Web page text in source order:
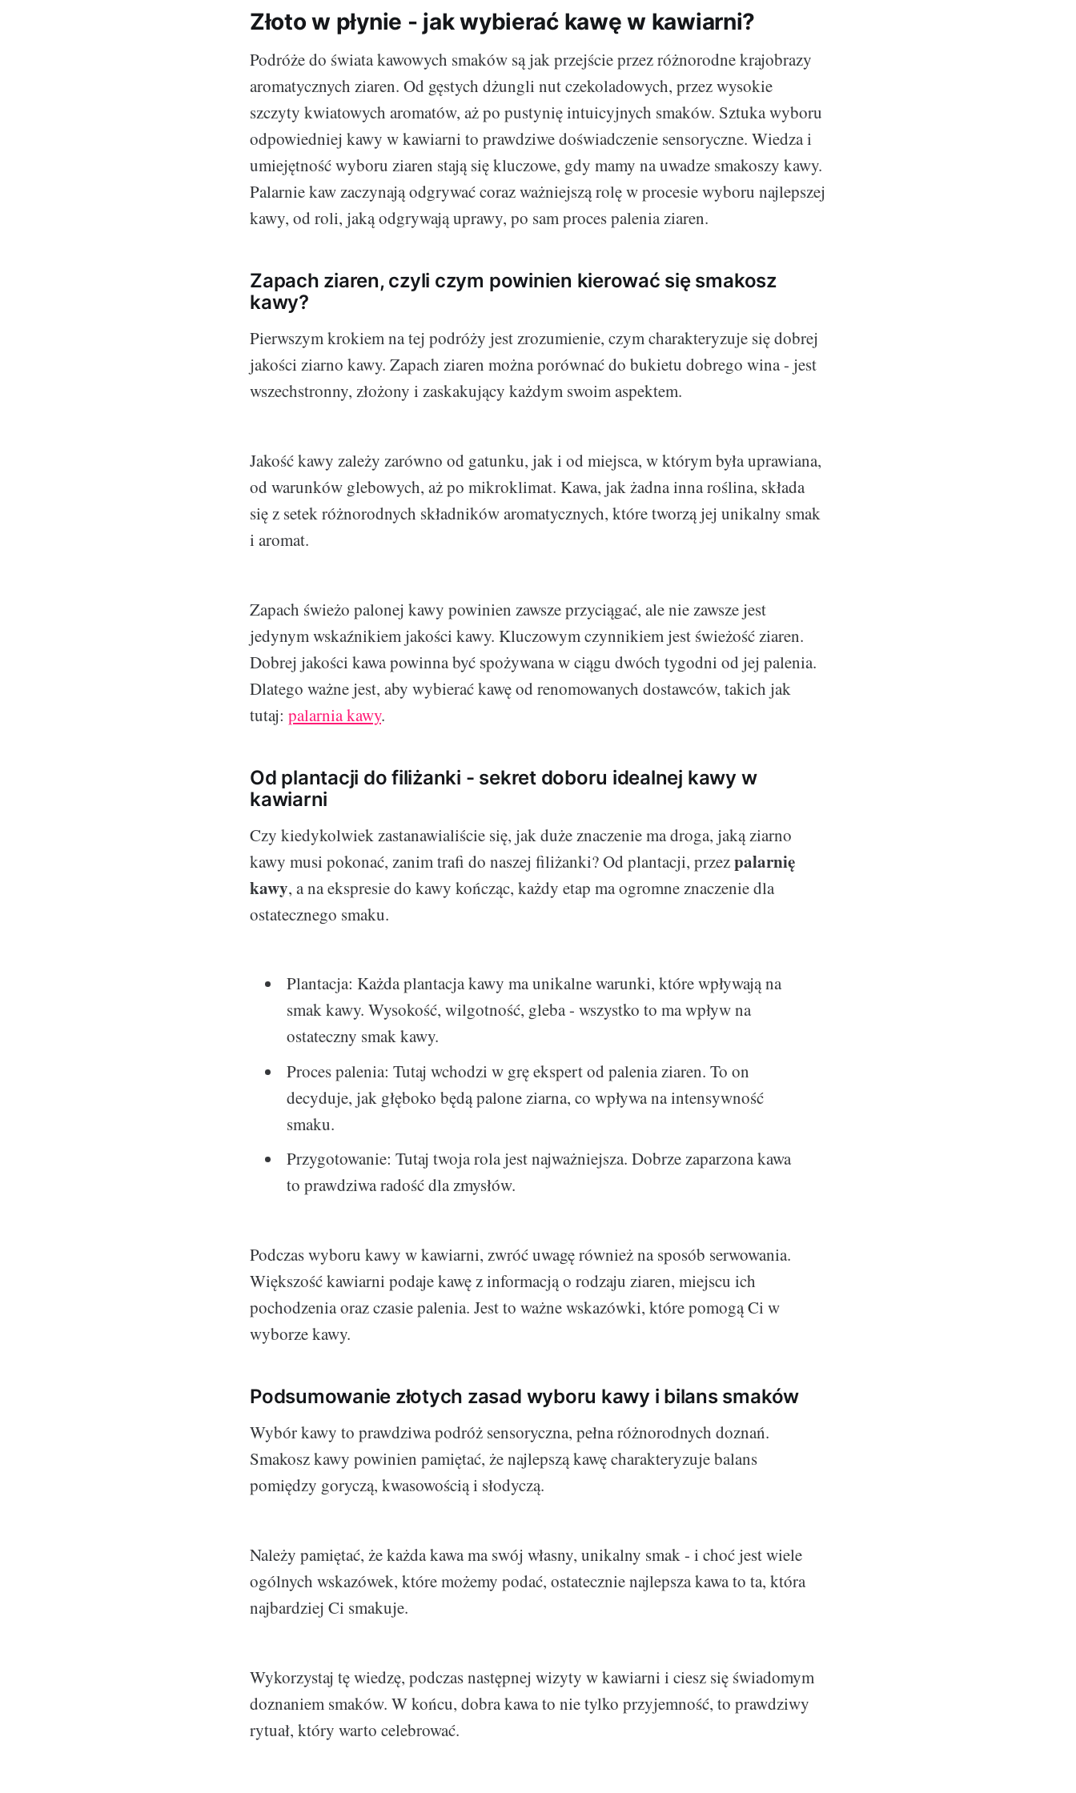
Złoto w płynie - jak wybierać kawę w kawiarni?
Podróże do świata kawowych smaków są jak przejście przez różnorodne krajobrazy
aromatycznych ziaren. Od gęstych dżungli nut czekoladowych, przez wysokie
szczyty kwiatowych aromatów, aż po pustynię intuicyjnych smaków. Sztuka wyboru
odpowiedniej kawy w kawiarni to prawdziwe doświadczenie sensoryczne. Wiedza i
umiejętność wyboru ziaren stają się kluczowe, gdy mamy na uwadze smakoszy kawy.
Palarnie kaw zaczynają odgrywać coraz ważniejszą rolę w procesie wyboru najlepszej
kawy, od roli, jaką odgrywają uprawy, po sam proces palenia ziaren.
Zapach ziaren, czyli czym powinien kierować się smakosz
kawy?
Pierwszym krokiem na tej podróży jest zrozumienie, czym charakteryzuje się dobrej
jakości ziarno kawy. Zapach ziaren można porównać do bukietu dobrego wina - jest
wszechstronny, złożony i zaskakujący każdym swoim aspektem.
Jakość kawy zależy zarówno od gatunku, jak i od miejsca, w którym była uprawiana,
od warunków glebowych, aż po mikroklimat. Kawa, jak żadna inna roślina, składa
się z setek różnorodnych składników aromatycznych, które tworzą jej unikalny smak
i aromat.
Zapach świeżo palonej kawy powinien zawsze przyciągać, ale nie zawsze jest
jedynym wskaźnikiem jakości kawy. Kluczowym czynnikiem jest świeżość ziaren.
Dobrej jakości kawa powinna być spożywana w ciągu dwóch tygodni od jej palenia.
Dlatego ważne jest, aby wybierać kawę od renomowanych dostawców, takich jak
tutaj: palarnia kawy.
Od plantacji do filiżanki - sekret doboru idealnej kawy w
kawiarni
Czy kiedykolwiek zastanawialiście się, jak duże znaczenie ma droga, jaką ziarno
kawy musi pokonać, zanim trafi do naszej filiżanki? Od plantacji, przezpalarnię
kawy, a na ekspresie do kawy kończąc, każdy etap ma ogromne znaczenie dla
ostatecznego smaku.
Plantacja: Każda plantacja kawy ma unikalne warunki, które wpływają na
smak kawy. Wysokość, wilgotność, gleba - wszystko to ma wpływ na
ostateczny smak kawy.
Proces palenia: Tutaj wchodzi w grę ekspert od palenia ziaren. To on
decyduje, jak głęboko będą palone ziarna, co wpływa na intensywność
smaku.
Przygotowanie: Tutaj twoja rola jest najważniejsza. Dobrze zaparzona kawa
to prawdziwa radość dla zmysłów.
Podczas wyboru kawy w kawiarni, zwróć uwagę również na sposób serwowania.
Większość kawiarni podaje kawę z informacją o rodzaju ziaren, miejscu ich
pochodzenia oraz czasie palenia. Jest to ważne wskazówki, które pomogą Ci w
wyborze kawy.
Podsumowanie złotych zasad wyboru kawy i bilans smaków
Wybór kawy to prawdziwa podróż sensoryczna, pełna różnorodnych doznań.
Smakosz kawy powinien pamiętać, że najlepszą kawę charakteryzuje balans
pomiędzy goryczą, kwasowością i słodyczą.
Należy pamiętać, że każda kawa ma swój własny, unikalny smak - i choć jest wiele
ogólnych wskazówek, które możemy podać, ostatecznie najlepsza kawa to ta, która
najbardziej Ci smakuje.
Wykorzystaj tę wiedzę, podczas następnej wizyty w kawiarni i ciesz się świadomym
doznaniem smaków. W końcu, dobra kawa to nie tylko przyjemność, to prawdziwy
rytuał, który warto celebrować.